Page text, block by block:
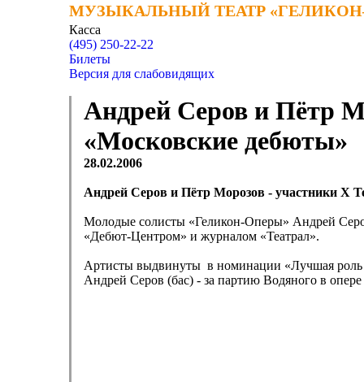
МУЗЫКАЛЬНЫЙ ТЕАТР
МУЗЫКАЛЬНЫЙ ТЕАТР
Касса
(495) 250-22-22
Билеты
Версия для слабовидящих
Андрей Серов и Пётр
«Московские дебюты»
28.02.2006
Андрей Серов и Пётр Морозов - участники X
Молодые солисты «Геликон-Оперы» Андрей
«Дебют-Центром» и журналом «Театрал».
Артисты выдвинуты в номинации «Лучшая роль
Андрей Серов (бас) - за партию Водяного в опере